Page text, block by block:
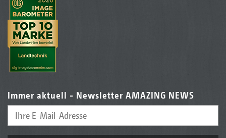
Immer aktuell - Newsletter AMAZING NEWS